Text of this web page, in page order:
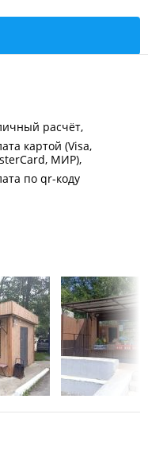
расчёт
картой (Visa,
МИР)
по qr-коду